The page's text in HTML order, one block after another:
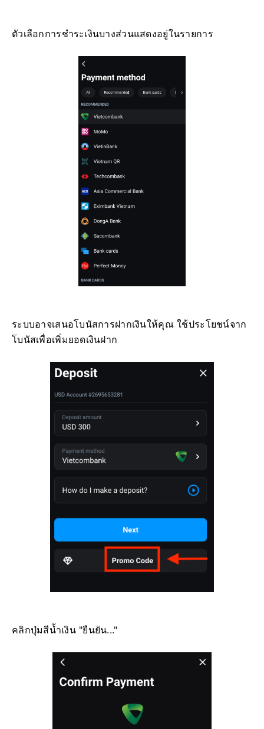
ตัวเลือกการชำระเงินบางส่วนแสดงอยู่ในรายการ
ระบบอาจเสนอโบนัสการฝากเงินให้คุณ ใช้ประโยชน์จาก
โบนัสเพื่อเพิ่มยอดเงินฝาก
คลิกปุ่มสีน้ำเงิน "ยืนยัน..."